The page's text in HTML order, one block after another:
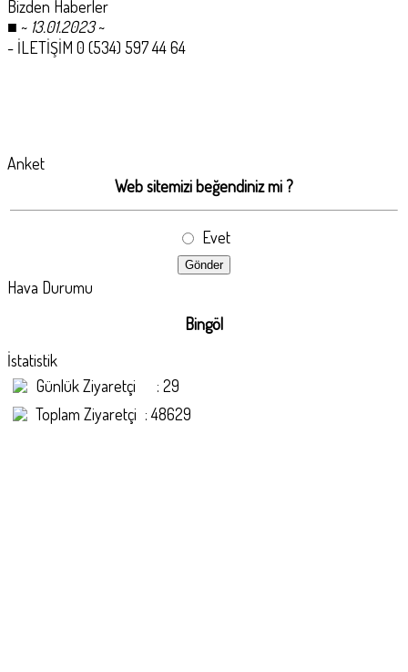
Bizden Haberler
■ ~ 13.01.2023~
- İLETİŞİM 0 (534) 597 44 64
■~13.01.2023
- CENAZE, MEVLİD, SÜNNET,
MEVCUTTUR
Anket
Web sitemizi beğendiniz mi ?
Evet
Hava Durumu
Bingöl
İstatistik
Günlük Ziyaretçi
: 29
Toplam Ziyaretçi : 48629